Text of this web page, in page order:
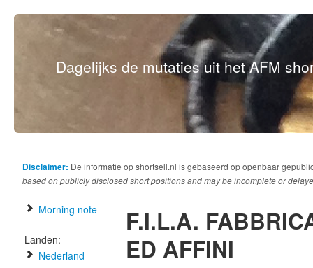
Dagelijks de mutaties uit het AFM
Disclaimer: De informatie op shortsell.nl is gebaseerd op openbaar
based on publicly disclosed short positions and may be incomplete or
Morning note
Landen:
Nederland
F.I.L.A.
ED AFFINI